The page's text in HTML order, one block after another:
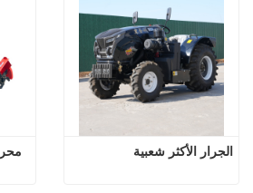
الجرار الأكثر شعبية